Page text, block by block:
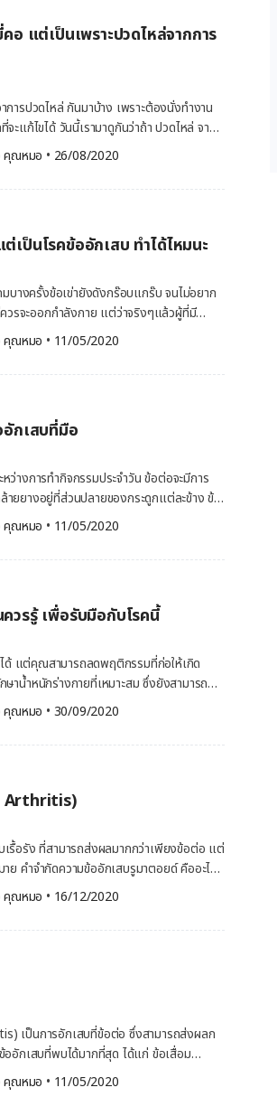
รักษาสำหรับผู้ที่มี อาการปวดข้อศอก จำเป็น
ดจากการอักเสบของกล้ามเนื้อหรืออุบัติเหตุที่
ระคบน้ำแข็งหรือประคบเย็น และอาจมีการรับ
ารใช้ยาทาภายนอกร่วมด้วย อาจมีการ
ริหารร่างกายบ้างคงจะได้ประโยชน์ไม่ใช่
หัวเข่า บรรเทาอาการปวดเมื่อย ที่เรานำมา
พง หรือผนังบ้านที่มีพื้นผิวเรียบ นำขา และ
ทำได้ พร้อมกับย่อเข่าโน้มตัวไปทางด้านหน้า
30 วินาที ทุก ๆ ครั้งที่ครบ 30 วินาที ให้คุณ
กัน ท่างอขาไปด้านหลัง ในท่า
านในด้านหนึ่งที่คุณถนัด งอขึ้นไปด้านหลังจน
อ แต่เป็นเพราะปวดไหล่จากการ
ารปวดไหล่ กันมาบ้าง เพราะต้องนั่งทำงาน
ะแก้ไขได้ วันนี้เรามาดูกันว่าถ้า ปวดไหล่ จาก
ปติดตามสาระดีๆ ที่บทความนี้ จาก Hello คุณ
รปวดไหล่ (Shoulder pain) นั้นสามารถเกิด
ารปวดไหล่ก็เป็นลักษณะอาการของโรคต่างๆ
ที่ต้องมีการเคลื่อนไหวช่วงแขนและหัวไหล่
อ็น กล้ามเนื้อ กระดูกที่บริเวณหัวไหล่ กล้าม
าร ปวดไหล่ เกิดจากการ
ชีวิตประจำวันของเราสามารถที่จะส่งผลให้เกิด
ต้องทำงานอยู่หน้าจอคอมพิวเตอร์ ซึ่งจำเป็น
วลานานๆ ก็จะส่งผลให้กล้ามเนื้อบริเวณคอ
คุณหมอ • 26/08/2020
ป็นโรคข้ออักเสบ ทำได้ไหมนะ
บางครั้งข้อเข่ายังดังกร๊อบแกร๊บ จนไม่อยาก
วรจะออกกำลังกาย แต่ว่าจริงๆแล้วผู้ที่มี
นดุลพินิจของคุณหมอที่ดูแลเราอยู่ ส่วนใครที่
วมกันไขข้อข้องใจเรื่อง ซุมบ้ากับข้ออักเสบ
บ้า คืออะไร ซุมบ้า (Zumba) เป็นโปรแกรม
วะช้า เร็ว สลับๆ กันไปพร้อมกับเพลงละติน
นื้อ ทั้งยังช่วยสร้างความแข็งแรงของกล้าม
งยังมีส่วนช่วยในการเผาผลาญไขมันได้ดีขึ้น
ยด้วยการเต้น เมื่อปี 1990 Alberto “Beto”
การผสมผสานเพลง Salsa และ Merengue
ป็นการเต้น ซุมบ้า ซุมบ้าเป็นการออกกำลัง
ของซุมบ้าที่เหมาะกับผู้ป่วยข้ออักเสบอีกด้วย
บผู้ที่เล่นฟิตเนสทุกๆ […]
คุณหมอ • 11/05/2020
อักเสบที่มือ
างการทำกิจกรรมประจำวัน ข้อต่อจะมีการ
ยยางอยู่ที่ส่วนปลายของกระดูกแต่ละข้าง ข้อ
ให้เกิดการอักเสบ การระคายเคือง และ
ที่มือทั้งสองข้างเป็นปัญหาอย่างยิ่ง เนื่องจาก
ประจำวัน อ่านบทความนี้ เพื่อศึกษาวิธีที่คุณ
วิธีนี้ได้ ให้เริ่มโดยการกางมือออก ให้นิ้วมือ
ม่มืออยู่ด้านนอกมือ อย่ากำมือแน่นเกินไปแต่
ริ่มต้นทำท่านี้ กางมือออกไปด้านหน้า โดยให้
หัวแม่มือเข้าหาฝ่ามือ และค้างไว้เป็นเวลา
แต่ละนิ้ว จากนั้น ทำกับมืออีกข้างหนึ่ง ท่า
วกันกับท่าที่แล้ว แต่แทนที่จะงอนิ้ว ให้
คุณหมอ • 11/05/2020
วรรู้ เพื่อรับมือกับโรคนี้
ได้ แต่คุณสามารถลดพฤติกรรมที่ก่อให้เกิด
าน้ำหนักร่างกายที่เหมาะสม ซึ่งยังสามารถ
ทำให้การทำงานของข้อต่อดีขึ้นได้อีกด้วย ซึ่ง
งขึ้นไปพร้อม ๆ กันค่ะ สาเหตุ ที่อาจทำให้
จากการเสื่อมของกระดูกข้อต่อ ที่เกิดขึ้นเมื่อ
สื่อมจะค่อยๆ มีอาการมากขึ้นเมื่อเวลาผ่าน
และกระดูกสันหลัง กระดูกอ่อนที่แข็งแรงช่วย
สีกันนี้ทำให้เกิดอาการปวด บวม และข้อต่อ
ด้จากการเสื่อมตามเวลาของกระดูกอ่อนในข้อ
ดูกอ่อนเป็นเนื้อเยื่อแข็งและผิวเรียบลื่น ที่
มื่อเกิดข้อเสื่อมนั้น พื้นผิวที่เรียบลื่นของ
อเสื่อมได้มี ดังนี้ ช่วงอายุที่มากขึ้น
ต่อ ทำให้มีความเสี่ยงมากขึ้นในการเกิดข้อ
คุณหมอ • 30/09/2020
Arthritis)
รื้อรัง ที่สามารถส่งผลมากกว่าเพียงข้อต่อ แต่
ย คำจำกัดความข้ออักเสบรูมาตอยด์ คืออะไร
เกี่ยวกับการอักเสบเรื้อรังที่สามารถส่งผล
างความเสียหายแก่ระบบร่างกายได้มากมาย
บรูมาตอยด์ (rheumatoid arthritis) จัดเป็น
กายของคุณ เนื่องจากเข้าใจผิดว่าเป็นสิ่ง
หายที่เกิดจากการเสื่อมของข้อเสื่อม
และข้อต่อผิดรูป (joint deformity) การ
ผลเสียต่ออวัยวะอื่นๆ ได้ด้วย ในปัจจุบันมี
รูมาตอยด์ได้ผลดีขึ้นมาก แต่ผู้ป่วยข้ออักเสบรู
คุณหมอ • 16/12/2020
เป็นการอักเสบที่ข้อต่อ ซึ่งสามารถส่งผลก
ออักเสบที่พบได้มากที่สุด ได้แก่ ข้อเสื่อม
Arthritis หรือ RA) ข้อ
คุณหมอ • 11/05/2020